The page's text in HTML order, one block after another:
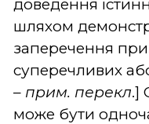
доведення
шляхом
заперечення
суперечливих
– прим. перекл.]
може бути